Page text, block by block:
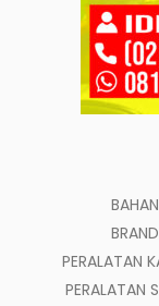
BAHAN
BRAND
PERALATAN
PERALATAN